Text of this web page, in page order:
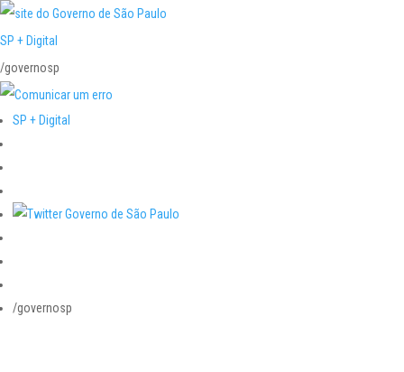
SP + Digital
/governosp
SP + Digital
/governosp